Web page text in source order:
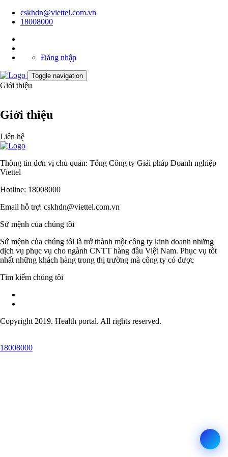
cskhdn@viettel.com.vn
18008000
Đăng nhập
Toggle navigation
Giới thiệu
Giới thiệu
Liên hệ
Thông tin đơn vị chủ quản: Tổng Công ty Giải pháp Doanh nghiệp
Viettel
Hotline: 18008000
Email hỗ trợ: cskhdn@viettel.com.vn
Sứ mệnh của chúng tôi
Sứ mệnh của chúng tôi là trở thành một công ty kinh doanh những
dịch vụ phục vụ cho ngành CNTT hàng đầu Việt Nam. Phục vụ tốt
nhất những khách hàng trong thị trường mà công ty có được
Tìm kiếm chúng tôi
Copyright 2019. Health portal. All rights reserved.
18008000